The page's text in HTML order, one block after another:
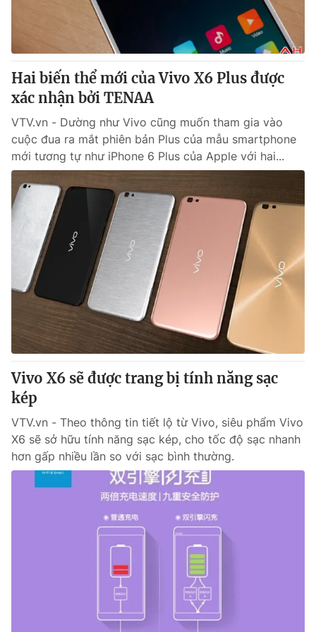
Thị trường 24h
VTV4 Vươn mình bằng AI
VTV9
Liên hệ tòa soạn English
THỜI BÁO VTV
Theo dõi báo trên
Cơ quan chủ quản:Đài Truyền hình Việt Nam
Cơ quan báo chí:
Thời báo VTV
Giấy phép hoạt động báo in và báo điện tử số 483/GP-BTTTT
Tổng Biên tập:Vũ Thanh Thủy
Phó Tổng Biên tập:
Nguyễn Trọng Ninh
Tổng đài VTV:024.38 355 931 - 024.38 355 932
Ðiện thoại Thời báo VTV:024.66 897 897
toasoan@vtv.vn
Liên hệ quảng cáo:024-7300.7108
Hai biến thể mới của Vivo X6 Plus được
xác nhận bởi TENAA
VTV.vn - Dường như Vivo cũng muốn tham gia vào
cuộc đua ra mắt phiên bản Plus của mẫu smartphone
mới tương tự như iPhone 6 Plus của Apple với hai...
Vivo X6 sẽ được trang bị tính năng sạc
kép
VTV.vn - Theo thông tin tiết lộ từ Vivo, siêu phẩm Vivo
X6 sẽ sở hữu tính năng sạc kép, cho tốc độ sạc nhanh
hơn gấp nhiều lần so với sạc bình thường.